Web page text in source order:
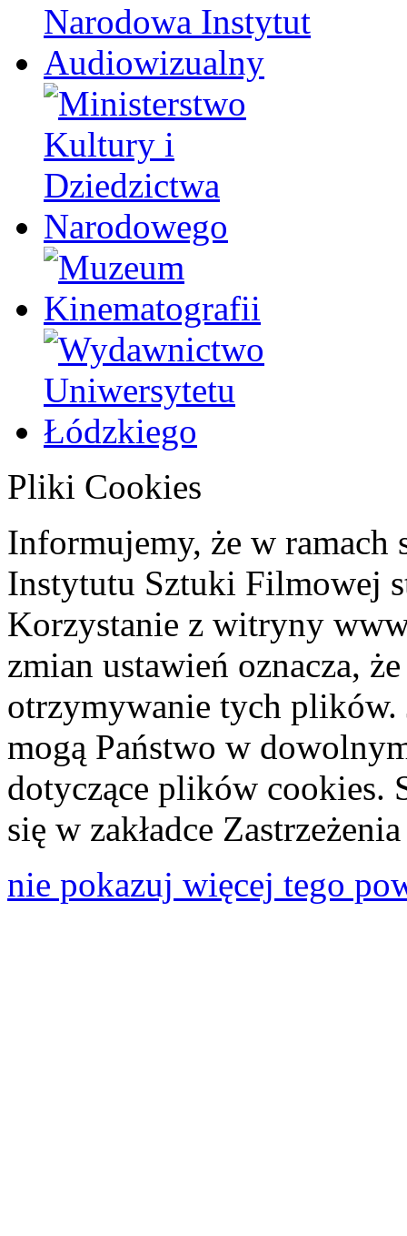
Pliki Cookies
Informujemy, że w ramach
Instytutu Sztuki Filmowej
Korzystanie z witryny
zmian ustawień oznacza,
otrzymywanie tych plików.
mogą Państwo w
dotyczące plików cookies.
się w zakładce
nie pokazuj więcej tego